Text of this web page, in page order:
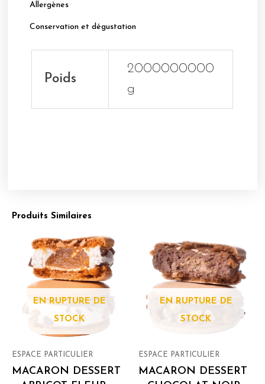
Allergènes
Conservation et dégustation
Poids
2000000000
g
Produits Similaires
EN RUPTURE DE
STOCK
ESPACE PARTICULIER
MACARON DESSERT
EN RUPTURE DE
STOCK
ESPACE PARTICULIER
MACARON DESSERT